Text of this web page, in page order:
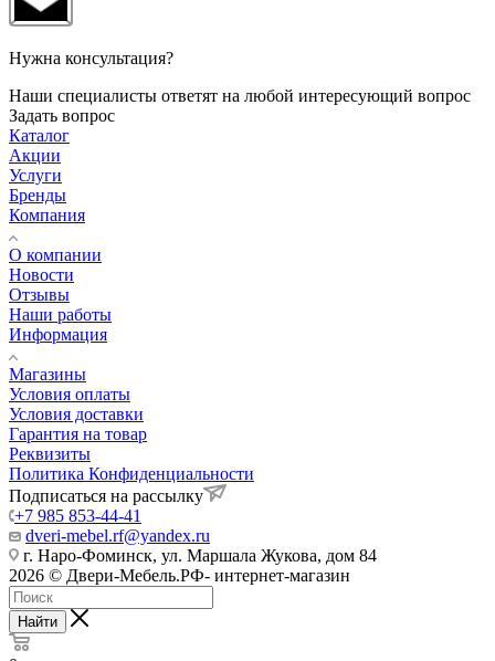
Нужна консультация?
Наши специалисты ответят на любой интересующий вопрос
Задать вопрос
Каталог
Акции
Услуги
Бренды
Компания
О компании
Новости
Отзывы
Наши работы
Информация
Магазины
Условия оплаты
Условия доставки
Гарантия на товар
Реквизиты
Политика Конфиденциальности
Подписаться на рассылку
+7 985 853-44-41
dveri-mebel.rf@yandex.ru
г. Наро-Фоминск, ул. Маршала Жукова, дом 84
2026 © Двери-Мебель.РФ- интернет-магазин
Найти